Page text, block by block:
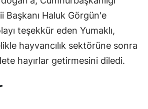
Başkanı Haluk Görgün'e
teşekkür eden Yumaklı,
hayvancılık sektörüne sonra
hayırlar getirmesini diledi.